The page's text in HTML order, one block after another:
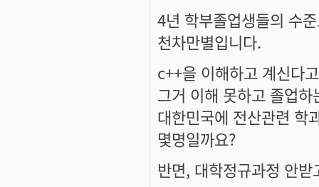
4년 학부졸업생들의 수
천차만별입니다.
c++을 이해하고 계신다
그거 이해 못하고 졸업
대한민국에 전산관련 학
몇명일까요?
반면, 대학정규과정 안